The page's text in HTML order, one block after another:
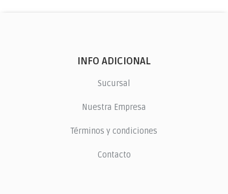
INFO ADICIONAL
Sucursal
Nuestra Empresa
Términos y condiciones
Contacto